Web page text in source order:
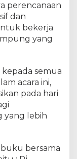
perencanaan
dan
bekerja
yang
semua
acara ini,
pada hari
yang lebih
bersama